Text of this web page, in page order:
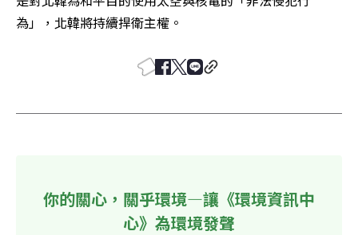
為」，北韓將持續捍衛主權。
你的關心，關乎環境—讓《環境資訊中
心》為環境發聲